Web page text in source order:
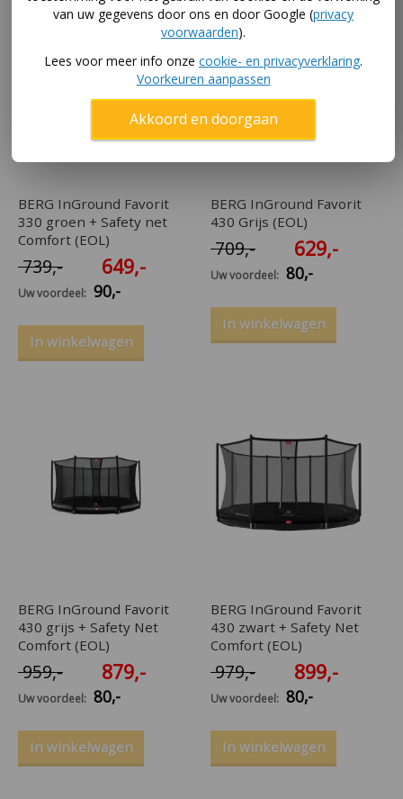
BERG InGround Favorit
330 groen + Safety net
Comfort (EOL)
739,- 649,-
Uw voordeel: 90,-
In winkelwagen
BERG InGround Favorit
430 Grijs (EOL)
709,- 629,-
Uw voordeel: 80,-
In winkelwagen
BERG InGround Favorit
430 grijs + Safety Net
Comfort (EOL)
959,- 879,-
Uw voordeel: 80,-
In winkelwagen
BERG InGround Favorit
430 zwart + Safety Net
Comfort (EOL)
979,- 899,-
Uw voordeel: 80,-
In winkelwagen
van uw gegevens door ons en door Google (privacy
voorwaarden).
Lees voor meer info onze cookie- en privacyverklaring.
Voorkeuren aanpassen
Akkoord en doorgaan